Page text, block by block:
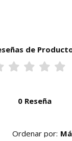
de
0 Reseña
Ordenar por: